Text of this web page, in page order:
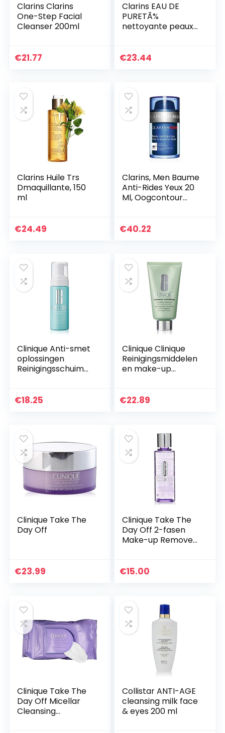
Clarins Clarins
One-Step Facial
Cleanser 200ml
€21.77
Clarins EAU DE
PURETÃ%
nettoyante peaux
€23.44
Clarins Huile Trs
Dmaquillante, 150
ml
€24.49
Clarins, Men Baume
Anti-Rides Yeux 20
Ml, Oogcontour
€40.22
Clinique Anti-smet
oplossingen
Reinigingsschuim
€18.25
Clinique Clinique
Reinigingsmiddelen
en make-up
€22.89
Clinique Take The
Day Off
€23.99
Clinique Take The
Day Off 2-fasen
Make-up Remover,
€15.00
Clinique Take The
Day Off Micellar
Cleansing
Collistar ANTI-AGE
cleansing milk face
& eyes 200 ml